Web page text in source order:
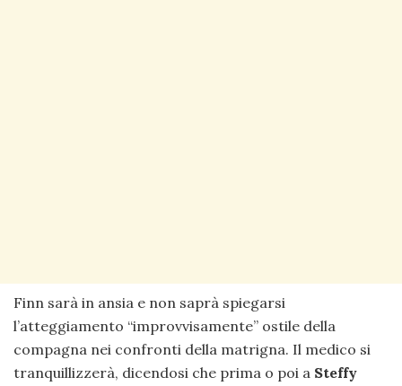
Finn sarà in ansia e non saprà spiegarsi
l’atteggiamento “improvvisamente” ostile della
compagna nei confronti della matrigna. Il medico si
tranquillizzerà, dicendosi che prima o poi a Steffy